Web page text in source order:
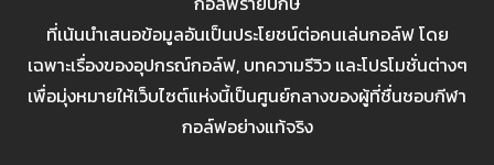
ที่เน้นนำเสนอข้อมูลอันเป็นประโยชน์ต่อคนเล่นกอล์ฟ โดย
เฉพาะเรื่องของอุปกรณ์กอล์ฟ, บทความรีวิว และโปรโมชั่นต่างๆ
เพื่อมุ่งหมายให้เว็บไซต์แห่งนี้เป็นศูนย์กลางของผู้ที่ชื่นชอบกีฬา
กอล์ฟอย่างแท้จริง